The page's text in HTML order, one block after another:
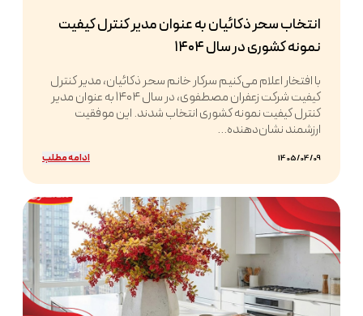
انتخاب سحر ذکائیان به عنوان مدیر کنترل کیفیت
نمونه کشوری در سال ۱۴۰۴
با افتخار اعلام می‌کنیم سرکار خانم سحر ذکائیان، مدیر کنترل
کیفیت شرکت زعفران مصطفوی، در سال ۱۴۰۴ به عنوان مدیر
کنترل کیفیت نمونه کشوری انتخاب شدند. این موفقیت
ارزشمند نشان‌دهنده...
1405/04/09 ادامه مطلب